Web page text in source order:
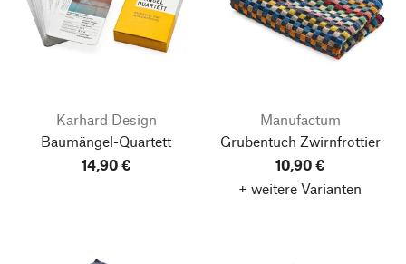
Karhard Design
Baumängel-Quartett
14,90 €
Manufactum
Grubentuch Zwirnfrottier
10,90 €
+ weitere Varianten